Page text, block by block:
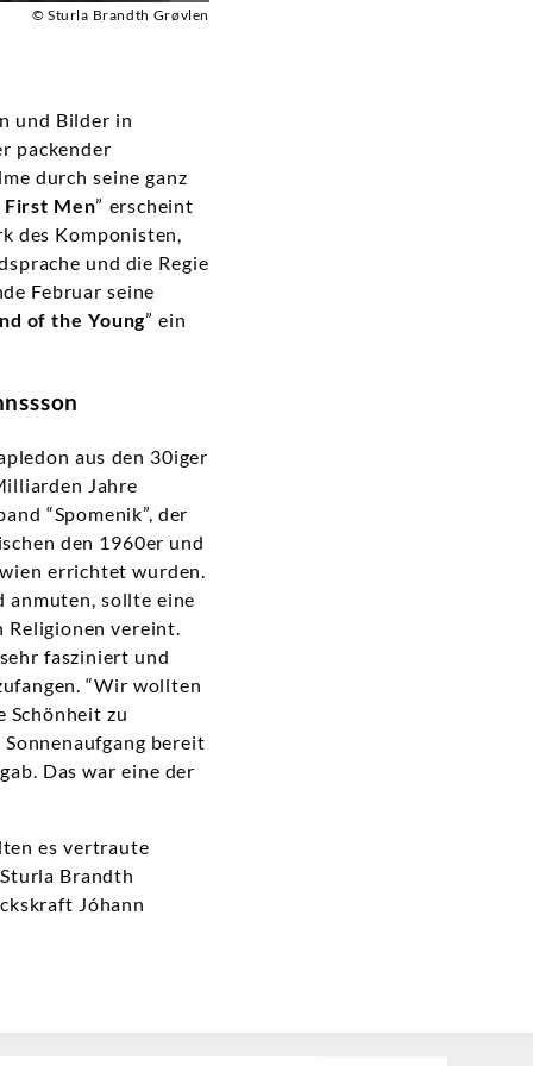
© Sturla Brandth Grøvlen
und Bilder in
packender
durch seine ganz
First Men” erscheint
des Komponisten,
und die Regie
Februar seine
of the Young” ein
aus den 30iger
Jahre
“Spomenik”, der
den 1960er und
errichtet wurden.
anmuten, sollte eine
vereint.
fasziniert und
“Wir wollten
Schönheit zu
bereit
Das war eine der
es vertraute
Brandth
Jóhann